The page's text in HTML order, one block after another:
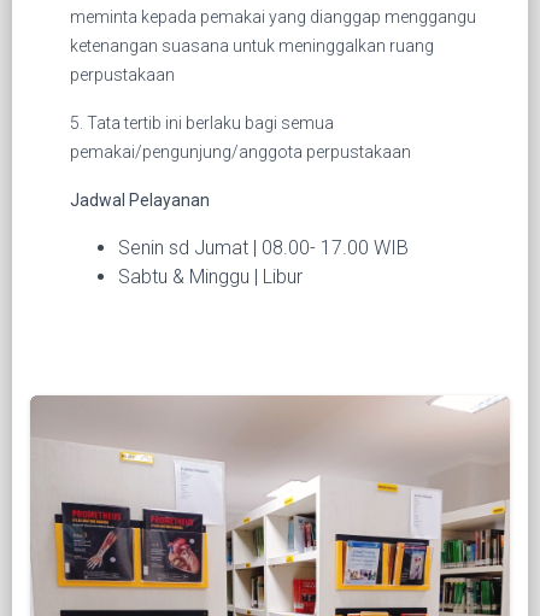
meminta kepada pemakai yang dianggap menggangu
ketenangan suasana untuk meninggalkan ruang
perpustakaan
5. Tata tertib ini berlaku bagi semua
pemakai/pengunjung/anggota perpustakaan
Jadwal Pelayanan
Senin sd Jumat | 08.00- 17.00 WIB
Sabtu & Minggu | Libur